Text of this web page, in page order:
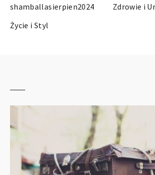
shamballasierpien2024
Zdrowie i
Życie i Styl